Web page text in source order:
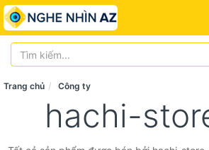
Trang chủ Công ty
hachi-